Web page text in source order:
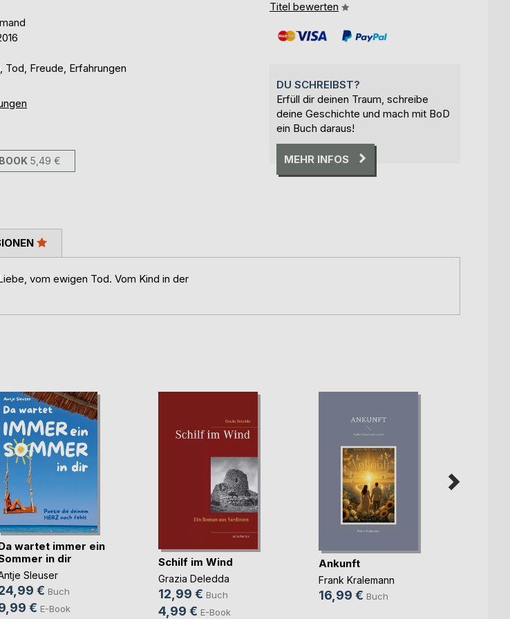
Freude, Erfahrungen
5,49 €
Titel bewerten
DU SCHREIBST?
Erfüll dir deinen Traum, schreibe
deine Geschichte und mach mit BoD
ein Buch daraus!
MEHR INFOS
vom ewigen Tod. Vom Kind in der
wartet immer ein
in dir
Sleuser
€ Buch
€ E-Book
Schilf im Wind
Grazia Deledda
12,99 € Buch
4,99 € E-Book
Ankunft
Frank Kralemann
16,99 € Buch